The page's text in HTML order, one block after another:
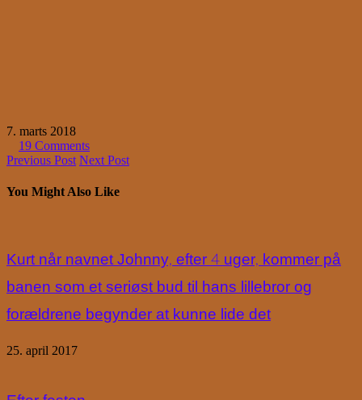
7. marts 2018
19 Comments
Previous Post Next Post
You Might Also Like
Kurt når navnet Johnny, efter 4 uger, kommer på
banen som et seriøst bud til hans lillebror og
forældrene begynder at kunne lide det
25. april 2017